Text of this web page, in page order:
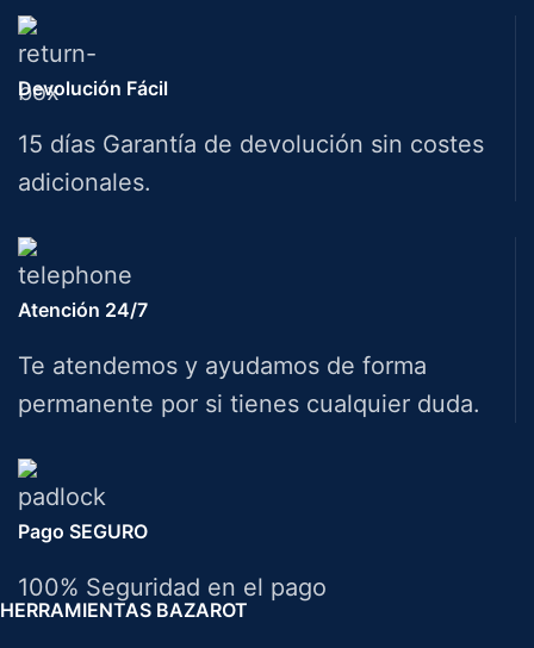
Devolución Fácil
15 días Garantía de devolución sin costes
adicionales.
Atención 24/7
Te atendemos y ayudamos de forma
permanente por si tienes cualquier duda.
Pago SEGURO
100% Seguridad en el pago
HERRAMIENTAS BAZAROT